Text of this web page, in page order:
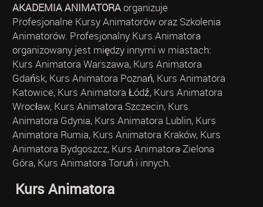
AKADEMIA ANIMATORAorganizuje
Profesjonalne Kursy Animatorów oraz Szkolenia
Animatorów. Profesjonalny Kurs Animatora
organizowany jest między innymi w miastach:
Kurs Animatora Warszawa, Kurs Animatora
Gdańsk, Kurs Animatora Poznań, Kurs Animatora
Katowice, Kurs Animatora Łódź, Kurs Animatora
Wrocław, Kurs Animatora Szczecin, Kurs
Animatora Gdynia, Kurs Animatora Lublin, Kurs
Animatora Rumia, Kurs Animatora Kraków, Kurs
Animatora Bydgoszcz, Kurs Animatora Zielona
Góra, Kurs Animatora Toruń i innych.
Kurs Animatora